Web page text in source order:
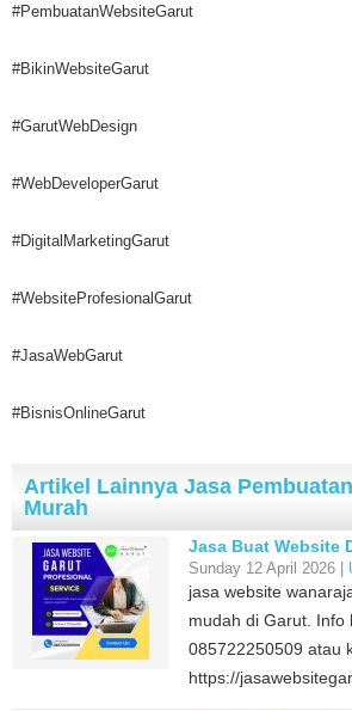
#PembuatanWebsiteGarut
#BikinWebsiteGarut
#GarutWebDesign
#WebDeveloperGarut
#DigitalMarketingGarut
#WebsiteProfesionalGarut
#JasaWebGarut
#BisnisOnlineGarut
Artikel Lainnya Jasa
Murah
Jasa Buat Website
Sunday 12 April 2026 |
jasa website
mudah di Garut. Info
085722250509 atau
https://